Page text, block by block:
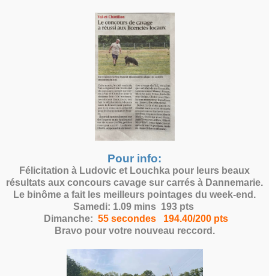
Pour info:
Félicitation à Ludovic et Louchka pour leurs beaux
résultats aux concours cavage sur carrés à Dannemarie.
Le binôme a fait les meilleurs pointages du week-end.
Samedi: 1.09 mins 193 pts
Dimanche: 55 secondes 194.40/200 pts
Bravo pour votre nouveau reccord.